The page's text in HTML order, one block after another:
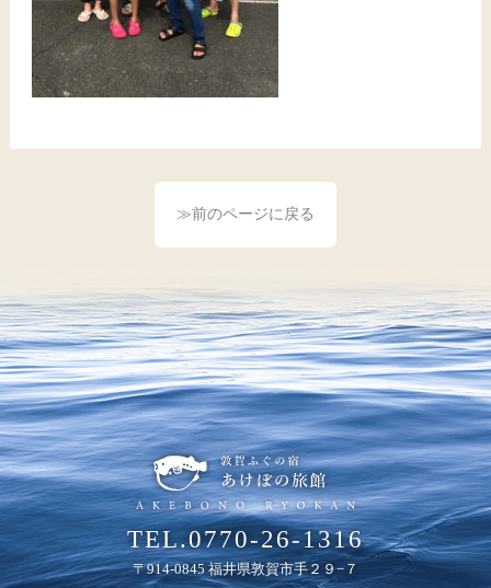
≫前のページに戻る
TEL.0770-26-1316
〒914-0845 福井県敦賀市手２９−７